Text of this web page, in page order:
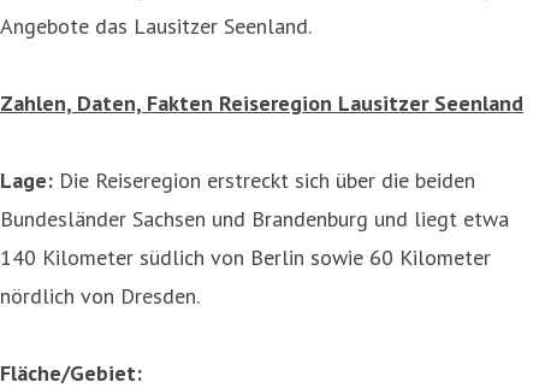
Angebote das Lausitzer Seenland.
Zahlen, Daten, Fakten Reiseregion Lausitzer Seenland
Lage: Die Reiseregion erstreckt sich über die beiden
Bundesländer Sachsen und Brandenburg und liegt etwa
140 Kilometer südlich von Berlin sowie 60 Kilometer
nördlich von Dresden.
Fläche/Gebiet: